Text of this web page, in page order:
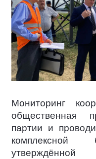
Мониторинг
общественная
партии и
комплексной
утверждённой